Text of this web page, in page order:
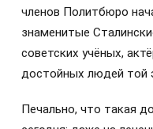
членов Политбюро
знаменитые
советских учёных,
достойных людей той
Печально, что такая